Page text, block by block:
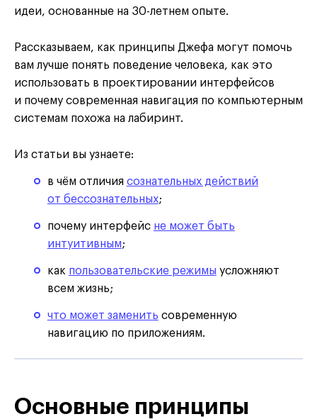
идеи, основанные на 30-летнем опыте.
Рассказываем, как принципы Джефа могут помочь
вам лучше понять поведение человека, как это
использовать в проектировании интерфейсов
и почему современная навигация по компьютерным
системам похожа на лабиринт.
Из статьи вы узнаете:
в чём отличия сознательных действий
от бессознательных;
почему интерфейс не может быть
интуитивным;
как пользовательские режимы усложняют
всем жизнь;
что может заменить современную
навигацию по приложениям.
Основные принципы